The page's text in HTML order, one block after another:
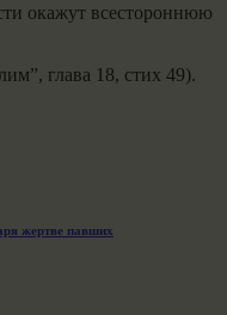
окажут всестороннюю
глава 18, стих 49).
жертве павших